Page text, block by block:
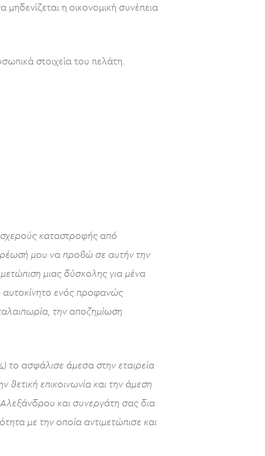
μηδενίζεται η οικονομική συνέπεια
στοιχεία του πελάτη.
καταστροφής από
μου να προβώ σε αυτήν την
μιας δύσκολης για μένα
αυτοκίνητο ενός προφανώς
την αποζημίωση
το ασφάλισε άμεσα στην εταιρεία
επικοινωνία και την άμεση
και συνεργάτη σας δια
με την οποία αντιμετώπισε και